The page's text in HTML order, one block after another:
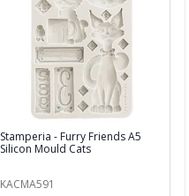
Stamperia - Furry Friends A5
Silicon Mould Cats
KACMA591